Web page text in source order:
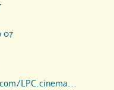
07
LPC.cinema...